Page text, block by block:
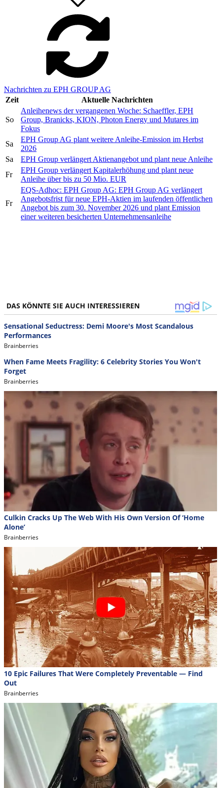
Nachrichten zu EPH GROUP AG
Zeit
Aktuelle Nachrichten
So
Anleihenews der vergangenen Woche: Schaeffler, EPH
Group, Branicks, KION, Photon Energy und Mutares im
Fokus
Sa
EPH Group AG plant weitere Anleihe-Emission im Herbst
2026
Sa
EPH Group verlängert Aktienangebot und plant neue Anleihe
Fr
EPH Group verlängert Kapitalerhöhung und plant neue
Anleihe über bis zu 50 Mio. EUR
Fr
EQS-Adhoc: EPH Group AG: EPH Group AG verlängert
Angebotsfrist für neue EPH-Aktien im laufenden öffentlichen
Angebot bis zum 30. November 2026 und plant Emission
einer weiteren besicherten Unternehmensanleihe